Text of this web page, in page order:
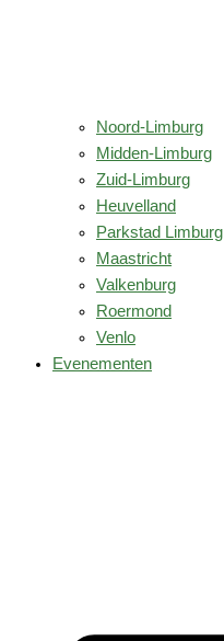
Noord-Limburg
Midden-Limburg
Zuid-Limburg
Heuvelland
Parkstad Limburg
Maastricht
Valkenburg
Roermond
Venlo
Evenementen